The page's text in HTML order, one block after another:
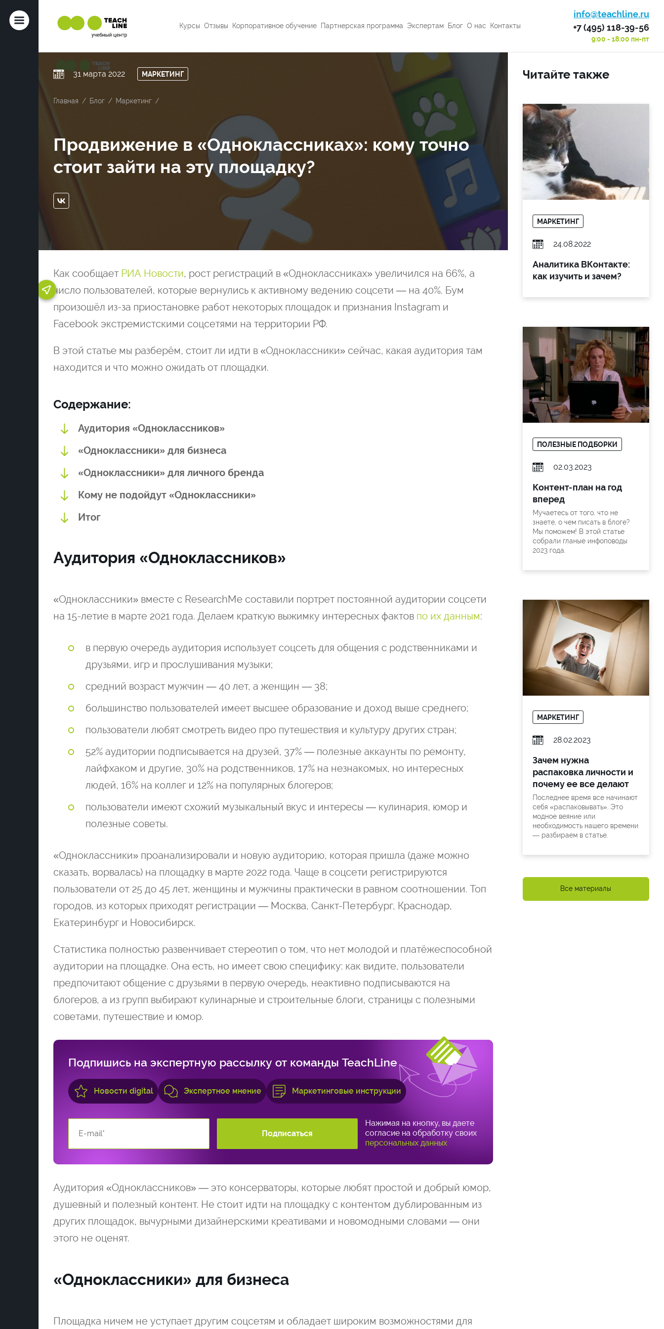
Курсы Отзывы Корпоративное обучение Партнерская программа Экспертам Блог О нас Контакты
info@teachline.ru
+7 (495) 118-39-56
9:00 - 18:00 пн-пт
31 марта 2022 МАРКЕТИНГ
Главная Блог Маркетинг
Продвижение в «Одноклассниках»: кому точно
стоит зайти на эту площадку?
Как сообщает РИА Новости, рост регистраций в «Одноклассниках» увеличился на 66%, а
число пользователей, которые вернулись к активному ведению соцсети — на 40%. Бум
произошёл из-за приостановке работ некоторых площадок и признания Instagram и
Facebook экстремистскими соцсетями на территории РФ.
В этой статье мы разберём, стоит ли идти в «Одноклассники» сейчас, какая аудитория там
находится и что можно ожидать от площадки.
Содержание:
Аудитория «Одноклассников»
«Одноклассники» для бизнеса
«Одноклассники» для личного бренда
Кому не подойдут «Одноклассники»
Итог
Аудитория «Одноклассников»
«Одноклассники» вместе с ResearchMe составили портрет постоянной аудитории соцсети
на 15-летие в марте 2021 года. Делаем краткую выжимку интересных фактов по их данным:
в первую очередь аудитория использует соцсеть для общения с родственниками и
друзьями, игр и прослушивания музыки;
средний возраст мужчин — 40 лет, а женщин — 38;
большинство пользователей имеет высшее образование и доход выше среднего;
пользователи любят смотреть видео про путешествия и культуру других стран;
52% аудитории подписывается на друзей, 37% — полезные аккаунты по ремонту,
лайфхаком и другие, 30% на родственников, 17% на незнакомых, но интересных
людей, 16% на коллег и 12% на популярных блогеров;
пользователи имеют схожий музыкальный вкус и интересы — кулинария, юмор и
полезные советы.
«Одноклассники» проанализировали и новую аудиторию, которая пришла (даже можно
сказать, ворвалась) на площадку в марте 2022 года. Чаще в соцсети регистрируются
пользователи от 25 до 45 лет, женщины и мужчины практически в равном соотношении. Топ
городов, из которых приходят регистрации — Москва, Санкт-Петербург, Краснодар,
Екатеринбург и Новосибирск.
Статистика полностью развенчивает стереотип о том, что нет молодой и платёжеспособной
аудитории на площадке. Она есть, но имеет свою специфику: как видите, пользователи
предпочитают общение с друзьями в первую очередь, неактивно подписываются на
блогеров, а из групп выбирают кулинарные и строительные блоги, страницы с полезными
советами, путешествие и юмор.
Подпишись на экспертную рассылку от команды TeachLine
Новости digital Экспертное мнение Маркетинговые инструкции
Подписаться
Нажимая на кнопку, вы даете
согласие на обработку своих
персональных данных
Аудитория «Одноклассников» — это консерваторы, которые любят простой и добрый юмор,
душевный и полезный контент. Не стоит идти на площадку с контентом дублированным из
других площадок, вычурными дизайнерскими креативами и новомодными словами — они
этого не оценят.
«Одноклассники» для бизнеса
Площадка ничем не уступает другим соцсетям и обладает широким возможностями для
Читайте также
МАРКЕТИНГ
24.08.2022
Аналитика ВКонтакте:
как изучить и зачем?
ПОЛЕЗНЫЕ ПОДБОРКИ
02.03.2023
Контент-план на год
вперед
Мучаетесь от того, что не
знаете, о чем писать в блоге?
Мы поможем! В этой статье
собрали гланые инфоповоды
2023 года.
МАРКЕТИНГ
28.02.2023
Зачем нужна
распаковка личности и
почему ее все делают
Последнее время все начинают
себя «распаковывать». Это
модное веяние или
необходимость нашего времени
— разбираем в статье.
Все материалы